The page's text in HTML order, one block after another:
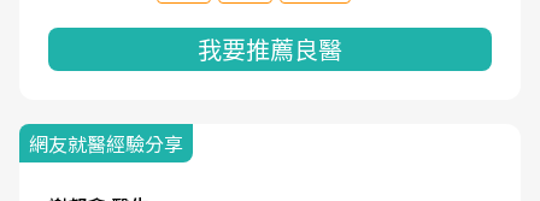
我要推薦良醫
網友就醫經驗分享